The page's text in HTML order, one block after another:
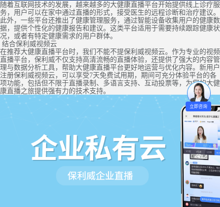
随着互联网技术的发展，越来越多的大健康直播平台开始提供线上诊疗服
务，用户可以在家中通过直播的形式，接受医生的远程诊断和治疗建议。
此外，一些平台还推出了健康管理服务，通过智能设备收集用户的健康数
据，提供个性化的健康报告和建议。这类平台适用于需要持续跟踪健康状
况，或者有特定健康需求的用户群体。
结合保利威视频云
在推荐大健康直播平台时，我们不能不提保利威视频云。作为专业的视频
直播平台，保利威不仅支持高清流畅的直播体验，还提供了强大的内容管
理与数据分析工具，帮助大健康直播平台更好地运营与优化内容。新用户
注册保利威视频云，可以享受7天免费试用期，期间可充分体验平台的各
项功能，包括但不限于直播录制、多语言支持、互动投票等，为您的大健
康直播之旅提供强有力的技术支持。
立即咨询